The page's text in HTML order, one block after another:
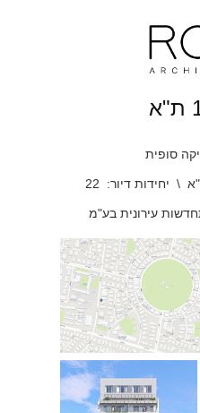
סופית
עירונית בע"מ